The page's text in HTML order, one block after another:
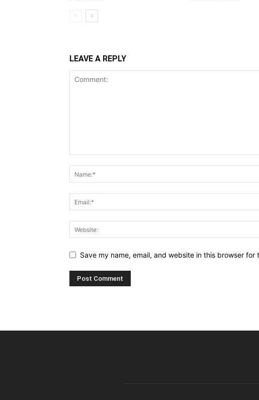
LEAVE A REPLY
Save my name, email, and website in this browser for